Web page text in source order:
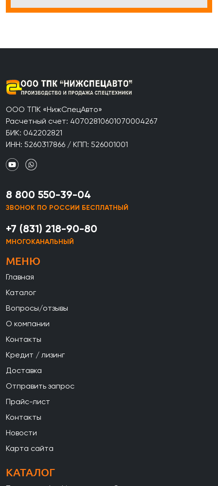
ООО ТПК «НижСпецАвто»
Расчетный счет: 40702810601070004267
БИК: 042202821
ИНН: 5260317866 / КПП: 526001001
8 800 550-39-04
ЗВОНОК ПО РОССИИ БЕСПЛАТНЫЙ
+7 (831) 218-90-80
МНОГОКАНАЛЬНЫЙ
МЕНЮ
Главная
Каталог
Вопросы/отзывы
О компании
Контакты
Кредит / лизинг
Доставка
Отправить запрос
Прайс-лист
Контакты
Новости
Карта сайта
КАТАЛОГ